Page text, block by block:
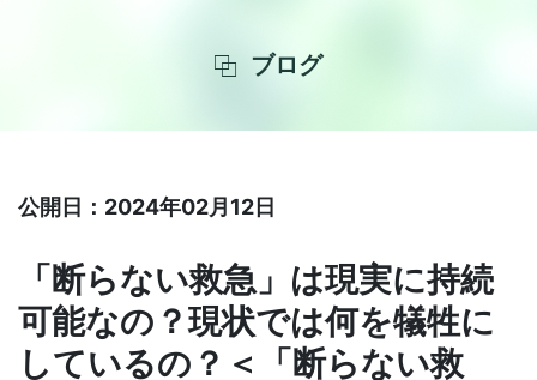
ブログ
公開日：2024年02月12日
「断らない救急」は現実に持続
可能なの？現状では何を犠牲に
しているの？＜「断らない救